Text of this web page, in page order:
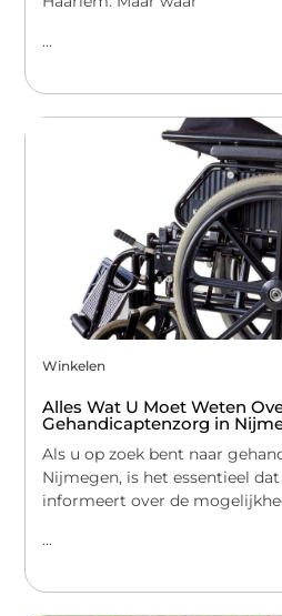
...
Winkelen
Alles Wat U Moet Weten
Gehandicaptenzorg in
Als u op zoek bent naar
Nijmegen, is het essentieel
informeert over de
...